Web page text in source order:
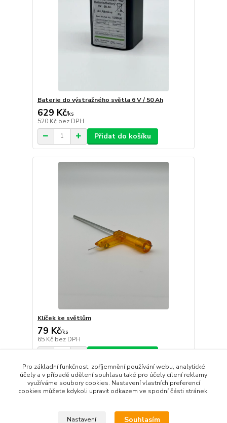
Baterie do výstražného světla 6 V / 50 Ah
629 Kč/ks
520 Kč bez DPH
Přidat do košíku
Klíček ke světlům
79 Kč/ks
65 Kč bez DPH
strana z 1
Pro základní funkčnost, zpříjemnění používání webu, analytické
účely a v případě udělení souhlasu také pro účely cílení reklamy
využíváme soubory cookies. Nastavení vlastních preferencí
cookies můžete kdykoli upravit odkazem ve spodní části stránek.
Nastavení Souhlasím